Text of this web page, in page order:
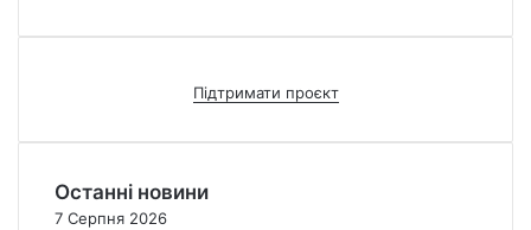
Підтримати проєкт
Останні новини
7 Серпня 2026